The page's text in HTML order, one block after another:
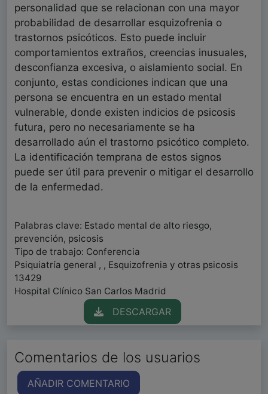
personalidad que se relacionan con una mayor
probabilidad de desarrollar esquizofrenia o
trastornos psicóticos. Esto puede incluir
comportamientos extraños, creencias inusuales,
desconfianza excesiva, o aislamiento social. En
conjunto, estas condiciones indican que una
persona se encuentra en un estado mental
vulnerable, donde existen indicios de psicosis
futura, pero no necesariamente se ha
desarrollado aún el trastorno psicótico completo.
La identificación temprana de estos signos
puede ser útil para prevenir o mitigar el desarrollo
de la enfermedad.
Palabras clave: Estado mental de alto riesgo,
prevención, psicosis
Tipo de trabajo: Conferencia
Psiquiatría general , , Esquizofrenia y otras psicosis
13429
Hospital Clínico San Carlos Madrid
DESCARGAR
Comentarios de los usuarios
AÑADIR COMENTARIO